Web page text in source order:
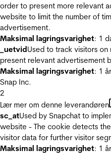
order to present more relevant
website to limit the number of
advertisement.
Maksimal lagringsvarighet: 1
_uetvidUsed to track visitors
present relevant advertisement
Maksimal lagringsvarighet: 1 år
Snap Inc.
2
Lær mer om denne leverandøren
sc_atUsed by Snapchat to
website - The cookie detects
visitor data for further visitor
Maksimal lagringsvarighet: 1 år